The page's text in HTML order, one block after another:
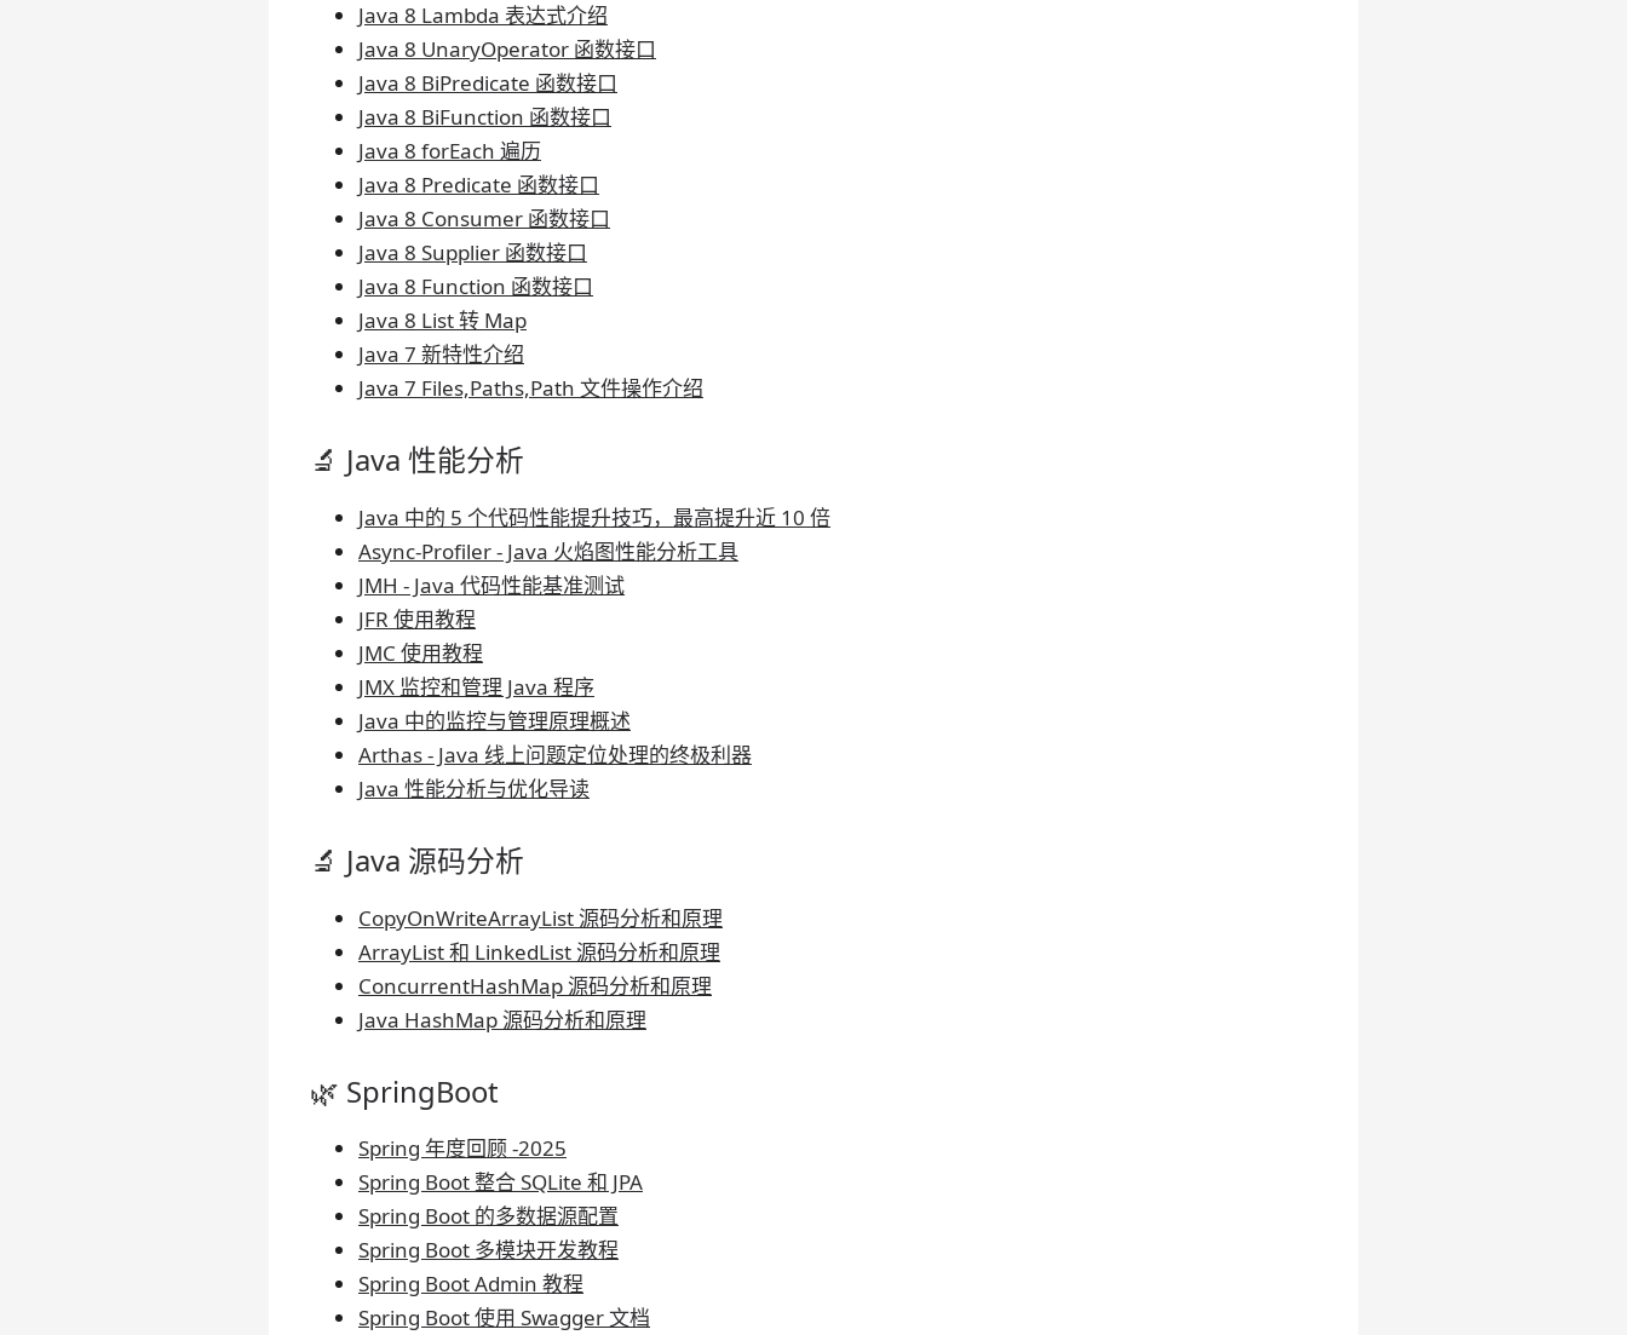
Java 8 Lambda 表达式介绍
Java 8 UnaryOperator 函数接口
Java 8 BiPredicate 函数接口
Java 8 BiFunction 函数接口
Java 8 forEach 遍历
Java 8 Predicate 函数接口
Java 8 Consumer 函数接口
Java 8 Supplier 函数接口
Java 8 Function 函数接口
Java 8 List 转 Map
Java 7 新特性介绍
Java 7 Files,Paths,Path 文件操作介绍
🔬 Java 性能分析
Java 中的 5 个代码性能提升技巧，最高提升近 10 倍
Async-Profiler - Java 火焰图性能分析工具
JMH - Java 代码性能基准测试
JFR 使用教程
JMC 使用教程
JMX 监控和管理 Java 程序
Java 中的监控与管理原理概述
Arthas - Java 线上问题定位处理的终极利器
Java 性能分析与优化导读
🔬 Java 源码分析
CopyOnWriteArrayList 源码分析和原理
ArrayList 和 LinkedList 源码分析和原理
ConcurrentHashMap 源码分析和原理
Java HashMap 源码分析和原理
🌿 SpringBoot
Spring 年度回顾 -2025
Spring Boot 整合 SQLite 和 JPA
Spring Boot 的多数据源配置
Spring Boot 多模块开发教程
Spring Boot Admin 教程
Spring Boot 使用 Swagger 文档